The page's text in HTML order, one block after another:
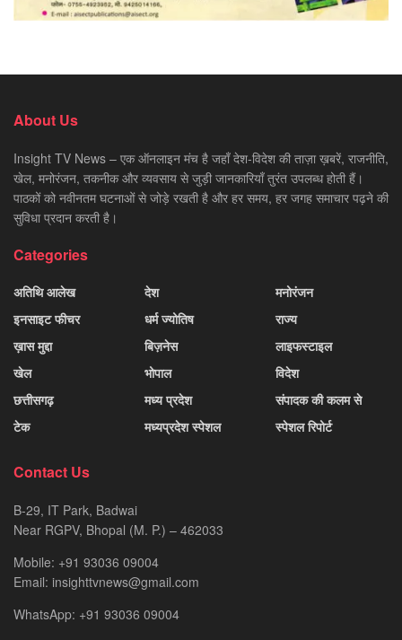
About Us
Insight TV News – एक ऑनलाइन मंच है जहाँ देश-विदेश की ताज़ा ख़बरें, राजनीति,
खेल, मनोरंजन, तकनीक और व्यवसाय से जुड़ी जानकारियाँ तुरंत उपलब्ध होती हैं।
पाठकों को नवीनतम घटनाओं से जोड़े रखती है और हर समय, हर जगह समाचार पढ़ने की
सुविधा प्रदान करती है।
Categories
अतिथि आलेख
इनसाइट फीचर
ख़ास मुद्दा
खेल
छत्तीसगढ़
टेक
देश
धर्म ज्योतिष
बिज़नेस
भोपाल
मध्य प्रदेश
मध्यप्रदेश स्पेशल
मनोरंजन
राज्य
लाइफस्टाइल
विदेश
संपादक की कलम से
स्पेशल रिपोर्ट
Contact Us
B-29, IT Park, Badwai
Near RGPV, Bhopal (M. P.) – 462033
Mobile: +91 93036 09004
Email: insighttvnews@gmail.com
WhatsApp: +91 93036 09004